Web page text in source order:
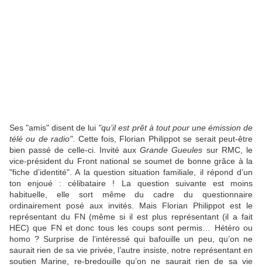
Ses "amis" disent de lui "qu’il est prêt à tout pour une émission de
télé ou de radio". Cette fois, Florian Philippot se serait peut-être
bien passé de celle-ci. Invité auxGrande Gueules sur RMC, le
vice-président du Front national se soumet de bonne grâce à la
"fiche d’identité". A la question situation familiale, il répond d’un
ton enjoué : célibataire ! La question suivante est moins
habituelle, elle sort même du cadre du questionnaire
ordinairement posé aux invités. Mais Florian Philippot est le
représentant du FN (même si il est plus représentant (il a fait
HEC) que FN et donc tous les coups sont permis… Hétéro ou
homo ? Surprise de l’intéressé qui bafouille un peu, qu’on ne
saurait rien de sa vie privée, l’autre insiste, notre représentant en
soutien Marine, re-bredouille qu’on ne saurait rien de sa vie